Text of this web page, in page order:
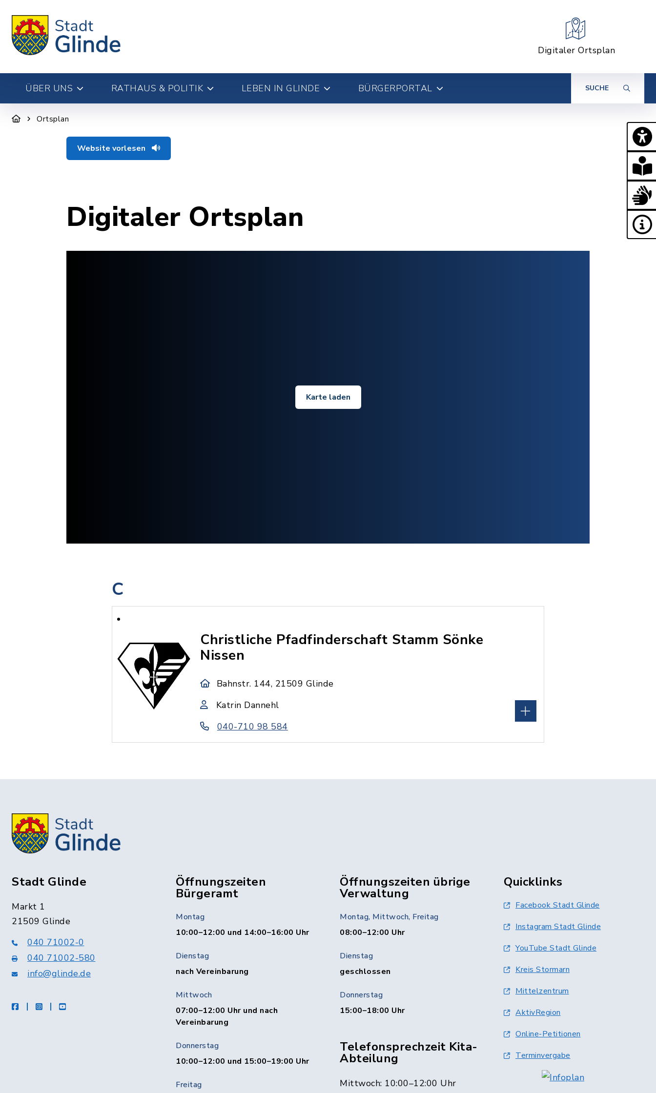
Digitaler Ortsplan
ÜBER UNS RATHAUS & POLITIK LEBEN IN GLINDE BÜRGERPORTAL SUCHE
Ortsplan
Website vorlesen
Digitaler Ortsplan
Karte laden
C
Christliche Pfadfinderschaft Stamm Sönke
Nissen
Bahnstr. 144, 21509 Glinde
Katrin Dannehl
040-710 98 584
Stadt Glinde
Markt 1
21509 Glinde
040 71002-0
040 71002-580
info@glinde.de
facebookinstagramYoutube
Öffnungszeiten
Bürgeramt
Montag
10:00–12:00 und 14:00–16:00 Uhr
Dienstag
nach Vereinbarung
Mittwoch
07:00–12:00 Uhr und nach
Vereinbarung
Donnerstag
10:00–12:00 und 15:00–19:00 Uhr
Freitag
Öffnungszeiten übrige
Verwaltung
Montag, Mittwoch, Freitag
08:00–12:00 Uhr
Dienstag
geschlossen
Donnerstag
15:00–18:00 Uhr
Telefonsprechzeit Kita-
Abteilung
Mittwoch: 10:00–12:00 Uhr
Quicklinks
Facebook Stadt Glinde
Instagram Stadt Glinde
YouTube Stadt Glinde
Kreis Stormarn
Mittelzentrum
AktivRegion
Online-Petitionen
Terminvergabe